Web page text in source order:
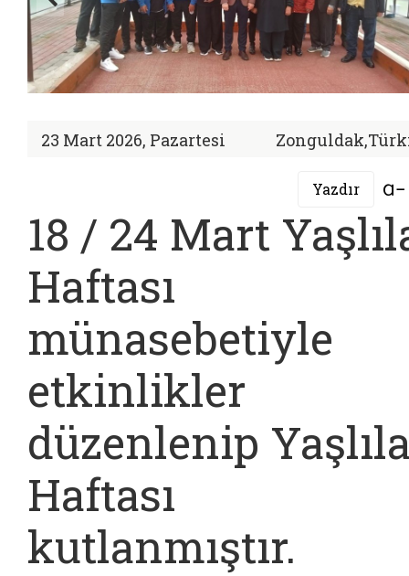
23 Mart 2026, Pazartesi
Yazdır
18 / 24 Mart
Haftası
münasebetiyle
etkinlikler
düzenlenip
Haftası
kutlanmıştır.